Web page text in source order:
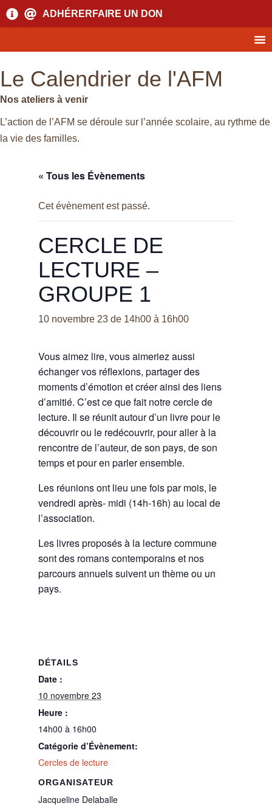
ADHÉRER FAIRE UN DON
Le Calendrier de l'AFM
Nos ateliers à venir
L’action de l’AFM se déroule sur l’année scolaire, au rythme de
la vie des familles.
« Tous les Évènements
Cet évènement est passé.
CERCLE DE
LECTURE –
GROUPE 1
10 novembre 23 de 14h00à 16h00
Vous aimez lire, vous aimeriez aussi
échanger vos réflexions, partager des
moments d’émotion et créer ainsi des liens
d’amitié. C’est ce que fait notre cercle de
lecture. Il se réunit autour d’un livre pour le
découvrir ou le redécouvrir, pour aller à la
rencontre de l’auteur, de son pays, de son
temps et pour en parler ensemble.
Les réunions ont lieu une fois par mois, le
vendredi après- midi (14h-16h) au local de
l’association.
Les livres proposés à la lecture commune
sont des romans contemporains et nos
parcours annuels suivent un thème ou un
pays.
DÉTAILS
Date :
10 novembre 23
Heure :
14h00 à 16h00
Catégorie d’Évènement:
Cercles de lecture
ORGANISATEUR
Jacqueline Delaballe